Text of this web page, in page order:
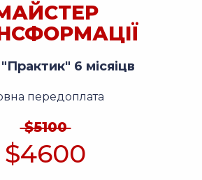
6 місяіцв
передоплата
$5100
$4600